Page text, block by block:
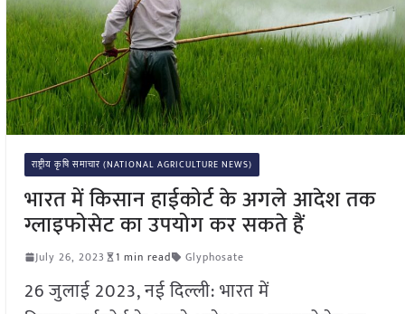
राष्ट्रीय कृषि समाचार (NATIONAL AGRICULTURE NEWS)
भारत में किसान हाईकोर्ट के अगले आदेश तक
ग्लाइफोसेट का उपयोग कर सकते हैं
July 26, 2023 1 min read Glyphosate
26 जुलाई 2023, नई दिल्ली: भारत में